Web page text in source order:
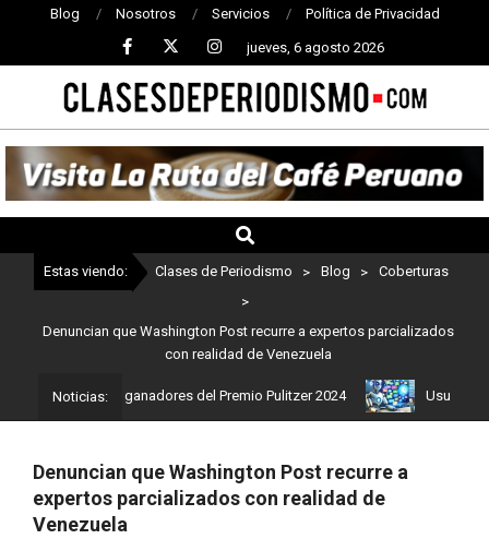
Blog Nosotros Servicios Política de Privacidad
jueves, 6 agosto 2026
CLASES
DE
PERIODISMO
Estas viendo: Clases de Periodismo > Blog >
Coberturas
>
Denuncian que Washington Post recurre a expertos parcializados
con realidad de Venezuela
Noticias:
Estos son los ganadores del Premio Pulitzer 2024 Usuarios de
Denuncian que Washington Post recurre a
expertos parcializados con realidad de
Venezuela